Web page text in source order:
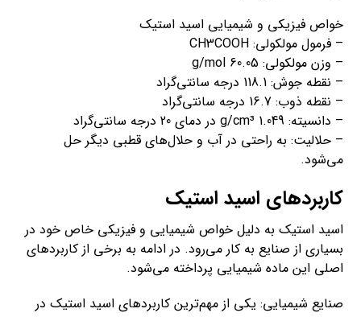
خواص فیزیکی و شیمیایی اسید استیک
– فرمول مولکولی: CH3COOH
– وزن مولکولی: 60.05 g/mol
– نقطه جوش: 118.1 درجه سانتی‌گراد
– نقطه ذوب: 16.7 درجه سانتی‌گراد
– دانسیته: 1.049 g/cm³ در دمای 20 درجه سانتی‌گراد
– حلالیت: به راحتی در آب و حلال‌های قطبی دیگر حل
می‌شود.
کاربردهای اسید استیک
اسید استیک به دلیل خواص شیمیایی و فیزیکی خاص خود در
بسیاری از صنایع به کار می‌رود. در ادامه به برخی از کاربردهای
اصلی این ماده شیمیایی پرداخته می‌شود.
صنایع شیمیایی: یکی از مهم‌ترین کاربردهای اسید استیک در